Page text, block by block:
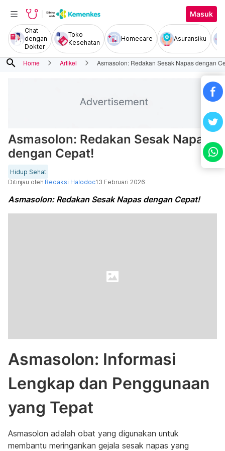
Masuk
Chat
dengan
Dokter
Toko
Kesehatan
Homecare Asuransiku
search Home Artikel Asmasolon: Redakan Sesak Napas dengan
Asmasolon: Redakan Sesak Napas
dengan Cepat!
Hidup Sehat
Ditinjau oleh Redaksi Halodoc13 Februari 2026
Asmasolon: Redakan Sesak Napas dengan Cepat!
Asmasolon: Informasi
Lengkap dan Penggunaan
yang Tepat
Asmasolon adalah obat yang digunakan untuk
membantu meringankan gejala sesak napas yang